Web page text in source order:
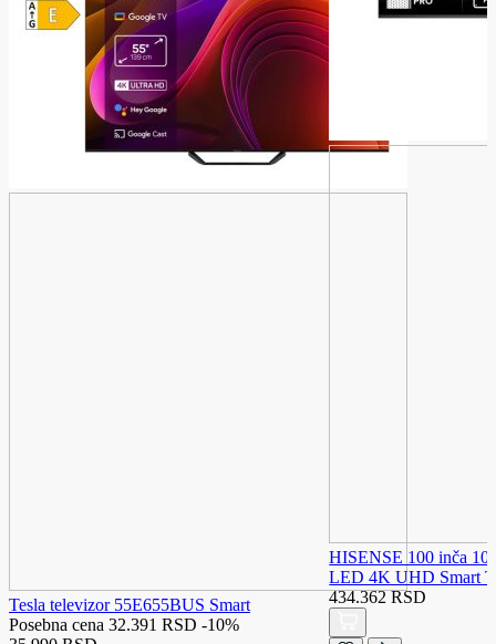
Tesla televizor 55E655BUS Smart
Posebna cena 32.391 RSD -10%
HISENSE 100 inča
LED 4K UHD Smart
434.362 RSD